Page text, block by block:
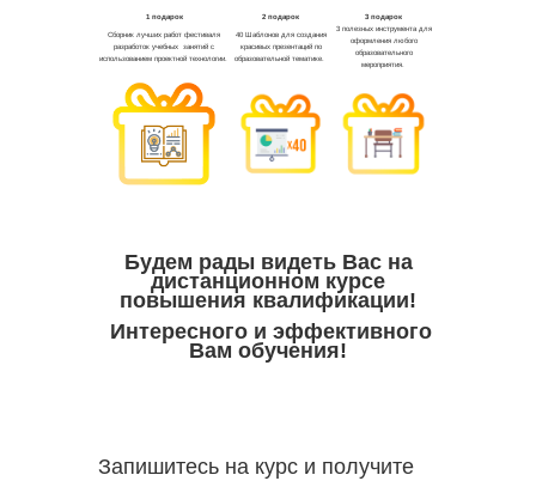
Будем рады видеть Вас на
дистанционном курсе
повышения квалификации!
Интересного и эффективного
Вам обучения!
Запишитесь на курс и получите